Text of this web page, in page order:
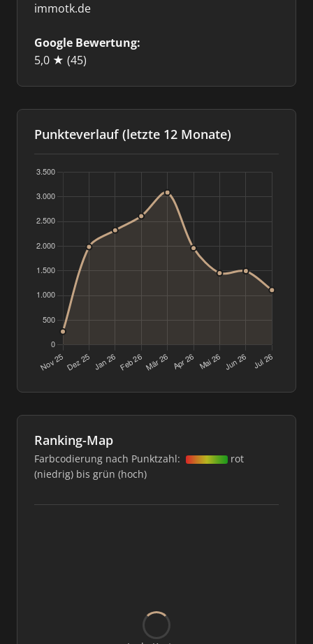
immotk.de
Google Bewertung:
5,0 ★ (45)
Punkteverlauf (letzte 12 Monate)
Ranking-Map
Farbcodierung nach Punktzahl:
rot
(niedrig) bis grün (hoch)